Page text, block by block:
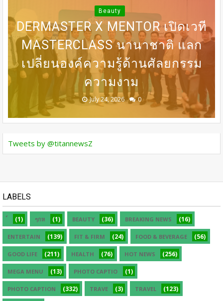
BEDO เดินหน้าจัดกิจกรรมเจรจา
ธุรกิจ “BIO TRADE CONNECT
2026”
August 05, 2026 0
31 ก.ค เที่ยงตรง กดบัตรให้ทันนะ
เพื่อน โปรฯเสือคำราม 990บาท
ราคาเต็ม 1,800บาท
July 30, 2026 0
Beauty
DERMASTER X MENTOR เปิดเวที
MASTERCLASS นานาชาติ​ แลก
เปลี่ยนองค์ความรู้ด้านศัลยกรรม
ความงาม
July 24, 2026 0
“LONGEVITY” จัดงาน “BEAUTY
BEGINS WITH INNER PEACE”
ชวน SONYA SINGHA -​SAMMY
COWELL ถ่ายทอดแรงบันดาลใจสู่
การดูแลตัวเองจากภายใน
July 24, 2026 0
DERMASTER เปิดเวทีแลกเปลี่ยน
ความเชี่ยวชาญด้านศัลยกรรม
ระดับนานาชาติ
July 24, 2026 0
Tweets by @titannewsZ
LABELS
(1) ๆกห (1) BEAUTY (36) BREAKING NEWS (16)
ENTERTAIN (139) FIT & FIRM (24) FOOD & BEVERAGE (56)
GOOD LIFE (211) HEALTH (76) HOT NEWS (256)
MEGA MENU (13) PHOTO CAPTIO (1)
PHOTO CAPTION (332) TRAVE (3) TRAVEL (123)